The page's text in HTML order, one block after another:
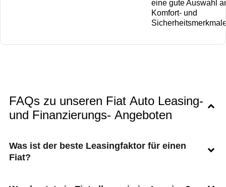
eine gute Auswahl
Komfort- und
FAQs zu unseren Fiat Auto Leasing-
und Finanzierungs- Angeboten
Was ist der beste Leasingfaktor für einen
Fiat?